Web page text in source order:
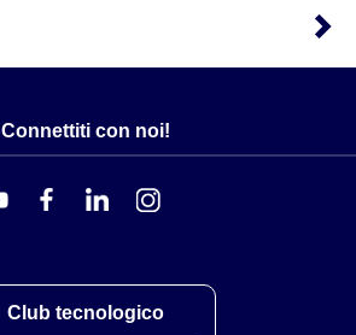
Connettiti con noi!
Club tecnologico